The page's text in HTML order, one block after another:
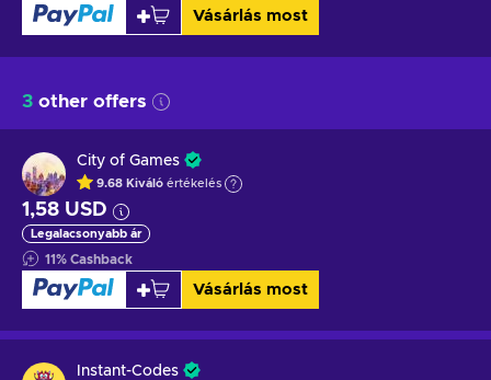
Vásárlás most
3 other offers
City of Games
9.68 Kiváló értékelés
1,58 USD
Legalacsonyabb ár
11% Cashback
Vásárlás most
Instant-Codes